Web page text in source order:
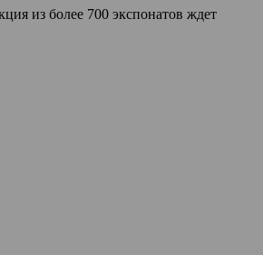
из более 700 экспонатов ждет